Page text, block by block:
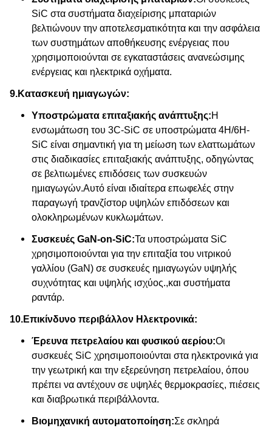
SiC στα συστήματα διαχείρισης μπαταριών
βελτιώνουν την αποτελεσματικότητα και την ασφάλεια
των συστημάτων αποθήκευσης ενέργειας που
χρησιμοποιούνται σε εγκαταστάσεις ανανεώσιμης
ενέργειας και ηλεκτρικά οχήματα.
9.Κατασκευή ημιαγωγών:
Υποστρώματα επιταξιακής ανάπτυξης:Η
ενσωμάτωση του 3C-SiC σε υποστρώματα 4H/6H-
SiC είναι σημαντική για τη μείωση των ελαττωμάτων
στις διαδικασίες επιταξιακής ανάπτυξης, οδηγώντας
σε βελτιωμένες επιδόσεις των συσκευών
ημιαγωγών.Αυτό είναι ιδιαίτερα επωφελές στην
παραγωγή τρανζίστορ υψηλών επιδόσεων και
ολοκληρωμένων κυκλωμάτων.
Συσκευές GaN-on-SiC:Τα υποστρώματα SiC
χρησιμοποιούνται για την επιταξία του νιτρικού
γαλλίου (GaN) σε συσκευές ημιαγωγών υψηλής
συχνότητας και υψηλής ισχύος.,και συστήματα
ραντάρ.
10.Επικίνδυνο περιβάλλον Ηλεκτρονικά:
Έρευνα πετρελαίου και φυσικού αερίου:Οι
συσκευές SiC χρησιμοποιούνται στα ηλεκτρονικά για
την γεωτρική και την εξερεύνηση πετρελαίου, όπου
πρέπει να αντέχουν σε υψηλές θερμοκρασίες, πιέσεις
και διαβρωτικά περιβάλλοντα.
Βιομηχανική αυτοματοποίηση:Σε σκληρά